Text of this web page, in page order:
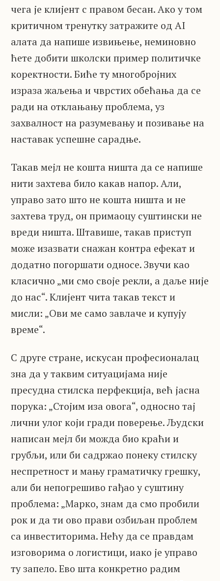
чега је клијент с правом бесан. Ако у том
критичном тренутку затражите од AI
алата да напише извињење, неминовно
ћете добити школски пример политичке
коректности. Биће ту многобројних
израза жаљења и чврстих обећања да се
ради на отклањању проблема, уз
захвалност на разумевању и позивање на
наставак успешне сарадње.
Такав мејл не кошта ништа да се напише
нити захтева било какав напор. Али,
управо зато што не кошта ништа и не
захтева труд, он примаоцу суштински не
вреди ништа. Штавише, такав приступ
може изазвати снажан контра ефекат и
додатно погоршати односе. Звучи као
класично „ми смо своје рекли, а даље није
до нас“. Клијент чита такав текст и
мисли: „Ови ме само завлаче и купују
време“.
С друге стране, искусан професионалац
зна да у таквим ситуацијама није
пресудна стилска перфекција, већ јасна
порука: „Стојим иза овога“, односно тај
лични улог који гради поверење. Људски
написан мејл би можда био краћи и
грубљи, или би садржао понеку стилску
неспретност и мању граматичку грешку,
али би непогрешиво гађао у суштину
проблема: „Марко, знам да смо пробили
рок и да ти ово прави озбиљан проблем
са инвеститорима. Нећу да се правдам
изговорима о логистици, иако је управо
ту запело. Ево шта конкретно радим